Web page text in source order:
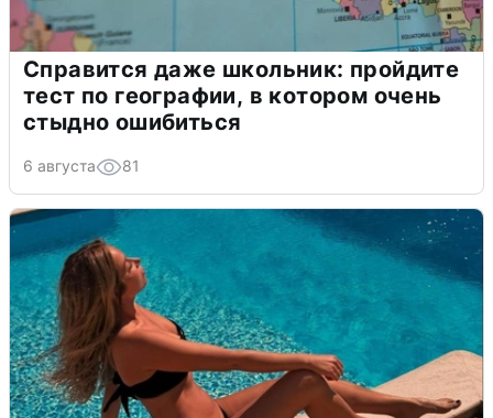
Справится даже школьник: пройдите
тест по географии, в котором очень
стыдно ошибиться
6 августа 81